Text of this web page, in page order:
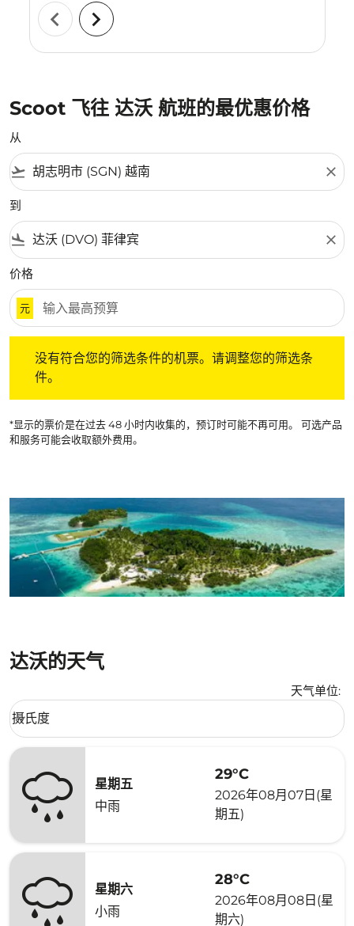
chevron_left chevron_right
Scoot 飞往 达沃 航班的最优惠价格
从
flight_takeoff close
到
flight_land close
价格
元
没有符合您的筛选条件的机票。请调整您的筛选条
件。
*显示的票价是在过去 48 小时内收集的，预订时可能不再可用。 可选产品
和服务可能会收取额外费用。
达沃的天气
天气单位:
Weather unit option 摄氏度 Selected
摄氏度
keyboard_arrow_down
星期五
中雨
29°C
2026年08月07日(星
期五)
星期六
小雨
28°C
2026年08月08日(星
期六)